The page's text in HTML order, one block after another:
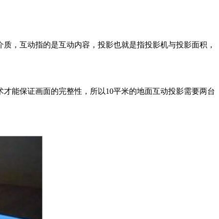
，互动指的是互动内容，投影也就是指投影机与投影面积，
能保证画面的完整性，所以10平米的地面互动投影需要两台